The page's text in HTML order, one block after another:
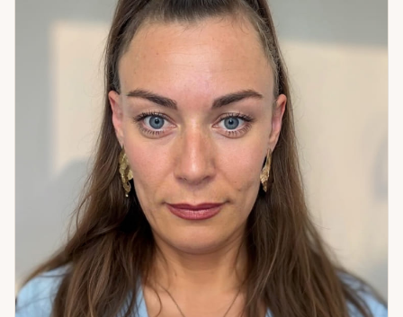
перспективы; выбор пути и принятие решений — когда не
знаешь, как поступить; определение негативных влияний
и работа по очищению состояния. Отдельная практика —
работа с воском: помогает выявить и снять то, что создаёт
внутреннее напряжение и блокирует движение. Если
ситуация запуталась — я помогу в ней разобраться.